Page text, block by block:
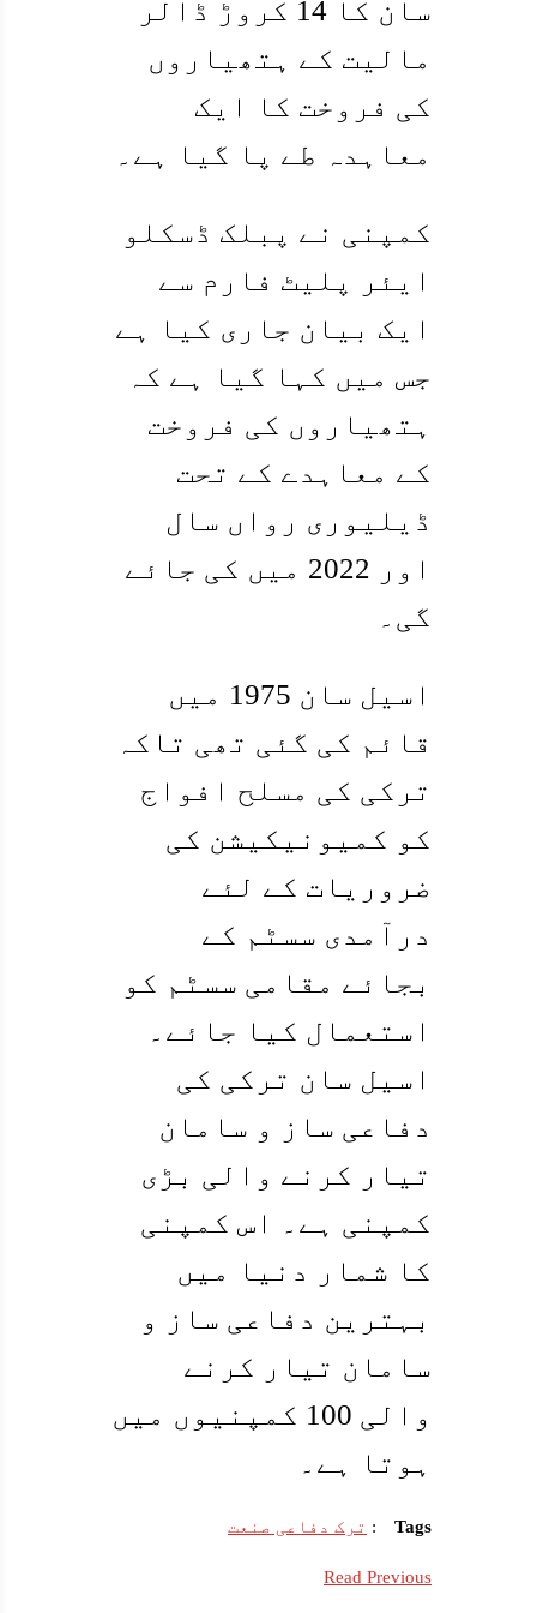
سان کا 14 کروڑ ڈالر
مالیت کے ہتھیاروں
کی فروخت کا ایک
معاہدہ طے پا گیا ہے۔
کمپنی نے پبلک ڈسکلو
ایئر پلیٹ فارم سے
ایک بیان جاری کیا ہے
جس میں کہا گیا ہے کہ
ہتھیاروں کی فروخت
کے معاہدے کے تحت
ڈیلیوری رواں سال
اور 2022 میں کی جائے
گی۔
اسیل سان 1975 میں
قائم کی گئی تھی تاکہ
ترکی کی مسلح افواج
کو کمیونیکیشن کی
ضروریات کے لئے
درآمدی سسٹم کے
بجائے مقامی سسٹم کو
استعمال کیا جائے۔
اسیل سان ترکی کی
دفاعی ساز و سامان
تیار کرنے والی بڑی
کمپنی ہے۔ اس کمپنی
کا شمار دنیا میں
بہترین دفاعی ساز و
سامان تیار کرنے
والی 100 کمپنیوں میں
ہوتا ہے۔
Tags
: ترک دفاعی صنعت
Read Previous